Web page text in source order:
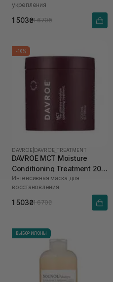
укрепления
1 503₴1 670₴
-10%
DAVROE DAVROE_TREATMENT
DAVROE MСT Moisture
Conditioning Treatment 200
мл
Интенсивная маска для
восстановления
1 503₴1 670₴
ВЫБОР ИЛОНЫ